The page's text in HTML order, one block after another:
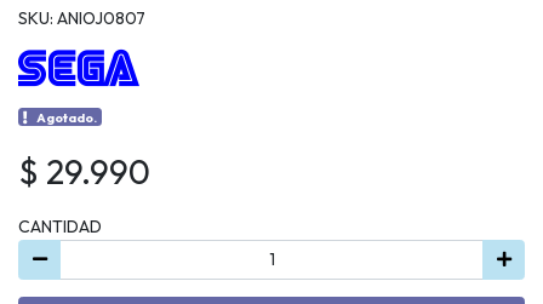
SKU: ANIOJ0807
Agotado.
$ 29.990
CANTIDAD